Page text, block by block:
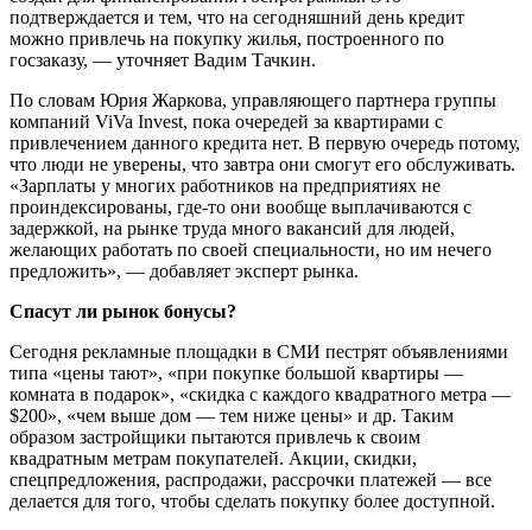
подтверждается и тем, что на сегодняшний день кредит
можно привлечь на покупку жилья, построенного по
госзаказу, — уточняет Вадим Тачкин.
По словам Юрия Жаркова, управляющего партнера группы
компаний ViVa Invest, пока очередей за квартирами с
привлечением данного кредита нет. В первую очередь потому,
что люди не уверены, что завтра они смогут его обслуживать.
«Зарплаты у многих работников на предприятиях не
проиндексированы, где-то они вообще выплачиваются с
задержкой, на рынке труда много вакансий для людей,
желающих работать по своей специальности, но им нечего
предложить», — добавляет эксперт рынка.
Спасут ли рынок бонусы?
Сегодня рекламные площадки в СМИ пестрят объявлениями
типа «цены тают», «при покупке большой квартиры —
комната в подарок», «скидка с каждого квадратного метра —
$200», «чем выше дом — тем ниже цены» и др. Таким
образом застройщики пытаются привлечь к своим
квадратным метрам покупателей. Акции, скидки,
спецпредложения, распродажи, рассрочки платежей — все
делается для того, чтобы сделать покупку более доступной.